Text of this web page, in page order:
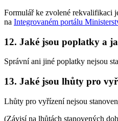
Formulář ke zvolené rekvalifikaci
na Integrovaném portálu
12. Jaké jsou poplatky a
Správní ani jiné poplatky nejsou
13. Jaké jsou lhůty pro
Lhůty pro vyřízení nejsou
(Závisí na lhůtách stanovených